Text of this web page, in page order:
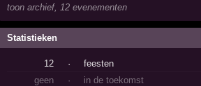
toon archief, 12 evenementen
Statistieken
12 ·
feesten
geen
·
in de toekomst